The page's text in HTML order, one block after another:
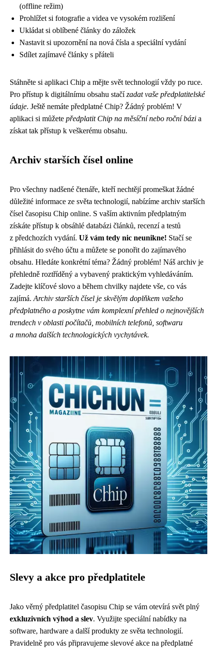
(offline režim)
Prohlížet si fotografie a videa ve vysokém rozlišení
Ukládat si oblíbené články do záložek
Nastavit si upozornění na nová čísla a speciální vydání
Sdílet zajímavé články s přáteli
Stáhněte si aplikaci Chip a mějte svět technologií vždy po ruce.
Pro přístup k digitálnímu obsahu stačízadat vaše předplatitelské
údaje. Ještě nemáte předplatné Chip? Žádný problém! V
aplikaci si můžete předplatit Chip na měsíční nebo roční bázi a
získat tak přístup k veškerému obsahu.
Archiv starších čísel online
Pro všechny nadšené čtenáře, kteří nechtějí promeškat žádné
důležité informace ze světa technologií, nabízíme archiv starších
čísel časopisu Chip online. S vaším aktivním předplatným
získáte přístup k obsáhlé databázi článků, recenzí a testů
z předchozích vydání. Už vám tedy nic neunikne! Stačí se
přihlásit do svého účtu a můžete se ponořit do zajímavého
obsahu. Hledáte konkrétní téma? Žádný problém! Náš archiv je
přehledně roztříděný a vybavený praktickým vyhledáváním.
Zadejte klíčové slovo a během chvilky najdete vše, co vás
zajímá. Archiv starších čísel je skvělým doplňkem vašeho
předplatného a poskytne vám komplexní přehled o nejnovějších
trendech v oblasti počítačů, mobilních telefonů, softwaru
a mnoha dalších technologických vychytávek.
Slevy a akce pro předplatitele
Jako věrný předplatitel časopisu Chip se vám otevírá svět plný
exkluzivních výhod a slev. Využijte speciální nabídky na
software, hardware a další produkty ze světa technologií.
Pravidelně pro vás připravujeme slevové akce na předplatné